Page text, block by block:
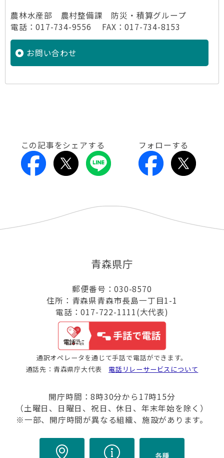
農林水産部 農村整備課 防災・積算グループ
電話：017-734-9556 FAX：017-734-8153
お問い合わせ
この記事をシェアする フォローする
青森県庁
郵便番号：030-8570
住所：青森県青森市長島一丁目1-1
電話：017-722-1111(大代表)
通訳オペレータを通じて手話で電話ができます。
通話先：青森県庁大代表 電話リレーサービスについて
開庁時間：8時30分から17時15分
（土曜日、日曜日、祝日、休日、年末年始を除く）
※一部、開庁時間が異なる組織、施設があります。